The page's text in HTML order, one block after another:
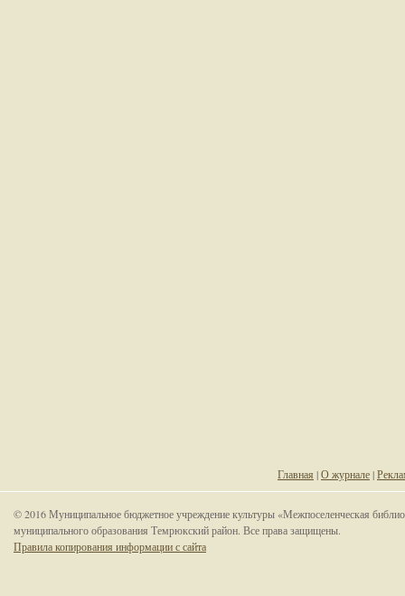
Главная |О журнале|
© 2016 Муниципальное бюджетное учреждение культуры «Межпоселенческая
муниципального образования Темрюкский район. Все права защищены.
Правила копирования информации с сайта